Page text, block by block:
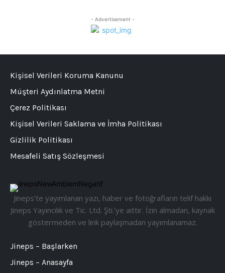
- Advertisement -
Jineps’te yayımlanan yazı, haber ve fotoğrafların telif hakkı
Jineps Yayıncılık ve Tic. Ltd. Şti.’ye aittir. İzin almadan, kaynak
göstermeden ve link paylaşmadan yayımlanamaz.
Jineps – Başlarken
Jineps – Anasayfa
Kişisel Verileri Koruma Kanunu
Müşteri Aydınlatma Metni
Çerez Politikası
Kişisel Verileri Saklama ve İmha Politikası
Gizlilik Politikası
Mesafeli Satış Sözleşmesi